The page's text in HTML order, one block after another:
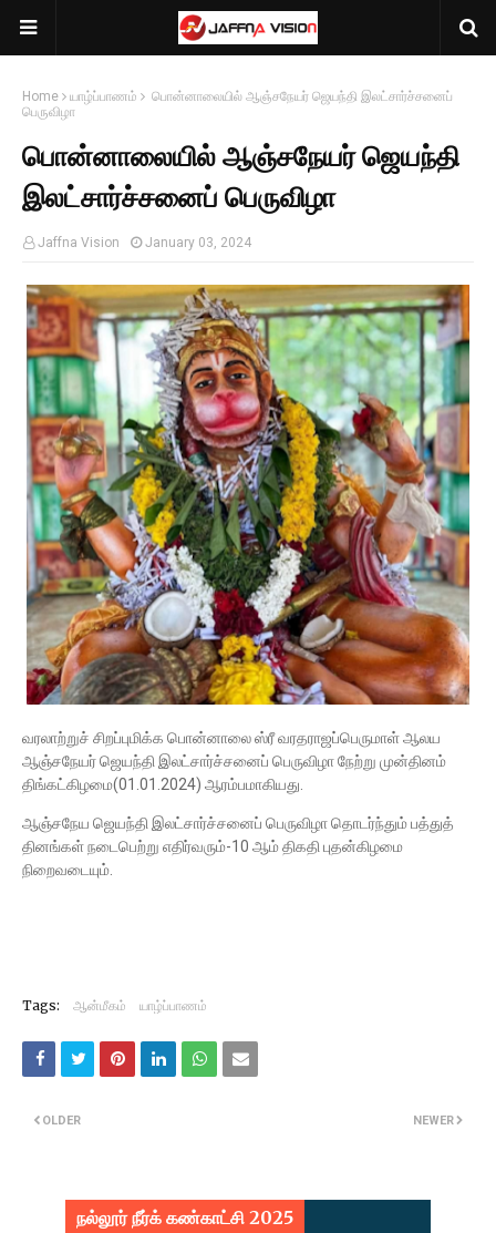
Home யாழ்ப்பாணம்
பொன்னாலையில் ஆஞ்சநேயர் ஜெயந்தி இலட்சார்ச்சனைப்
பெருவிழா
பொன்னாலையில் ஆஞ்சநேயர் ஜெயந்தி
இலட்சார்ச்சனைப் பெருவிழா
Jaffna Vision January 03, 2024
வரலாற்றுச் சிறப்புமிக்க பொன்னாலை ஸ்ரீ வரதராஜப்பெருமாள் ஆலய
ஆஞ்சநேயர் ஜெயந்தி இலட்சார்ச்சனைப் பெருவிழா நேற்று முன்தினம்
திங்கட்கிழமை(01.01.2024) ஆரம்பமாகியது.
ஆஞ்சநேய ஜெயந்தி இலட்சார்ச்சனைப் பெருவிழா தொடர்ந்தும் பத்துத்
தினங்கள் நடைபெற்று எதிர்வரும்-10 ஆம் திகதி புதன்கிழமை
நிறைவடையும்.
Tags: ஆன்மீகம் யாழ்ப்பாணம்
NEWER
OLDER
நல்லூர் நீர்க் கண்காட்சி 2025